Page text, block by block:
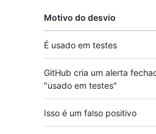
Motivo do desvio
É usado em testes
GitHub cria um alerta
"usado em testes"
Isso é um falso positivo